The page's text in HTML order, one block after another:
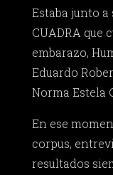
Estaba junto a
CUADRA que
embarazo,
Eduardo
Norma Estela
En ese
corpus,
resultados